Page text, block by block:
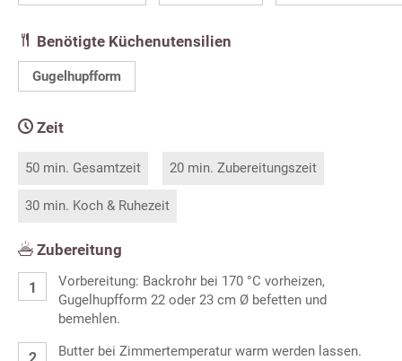
Benötigte Küchenutensilien
Gugelhupfform
Zeit
50 min. Gesamtzeit 20 min. Zubereitungszeit
30 min. Koch & Ruhezeit
Zubereitung
Vorbereitung: Backrohr bei 170 °C vorheizen,
Gugelhupfform 22 oder 23 cm Ø befetten und
bemehlen.
Butter bei Zimmertemperatur warm werden lassen.